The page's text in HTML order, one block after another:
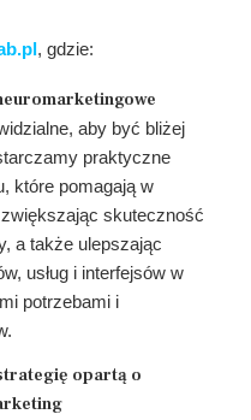
, gdzie:
aby być bliżej
praktyczne
które pomagają w
skuteczność
a także ulepszając
usług i interfejsów w
potrzebami i
opartą o